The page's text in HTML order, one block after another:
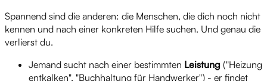
Spannend sind die anderen: die Menschen, die dich noch nicht
kennen und nach einer konkreten Hilfe suchen. Und genau die
verlierst du.
Jemand sucht nach einer bestimmten Leistung ("Heizung
entkalken", "Buchhaltung für Handwerker") - er findet